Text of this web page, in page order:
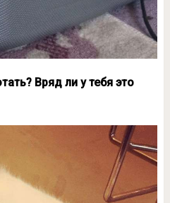
Вряд ли у тебя это